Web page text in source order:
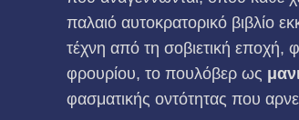
παλαιό αυτοκρατορικό βιβλίο
τέχνη από τη σοβιετική εποχή,
φρουρίου, το πουλόβερ ως
φασματικής οντότητας που